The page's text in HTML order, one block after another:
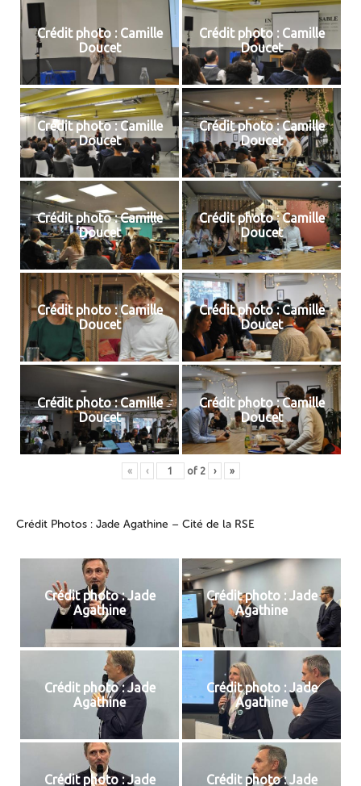
Crédit photo : Camille
Doucet
Crédit photo : Camille
Doucet
Crédit photo : Camille
Doucet
Crédit photo : Camille
Doucet
Crédit photo : Camille
Doucet
Crédit photo : Camille
Doucet
Crédit photo : Camille
Doucet
Crédit photo : Camille
Doucet
Crédit photo : Camille
Doucet
Crédit photo : Camille
Doucet
« ‹ of 2 › »
Crédit Photos : Jade Agathine – Cité de la RSE
Crédit photo : Jade
Agathine
Crédit photo : Jade
Agathine
Crédit photo : Jade
Agathine
Crédit photo : Jade
Agathine
Crédit photo : Jade
Crédit photo : Jade